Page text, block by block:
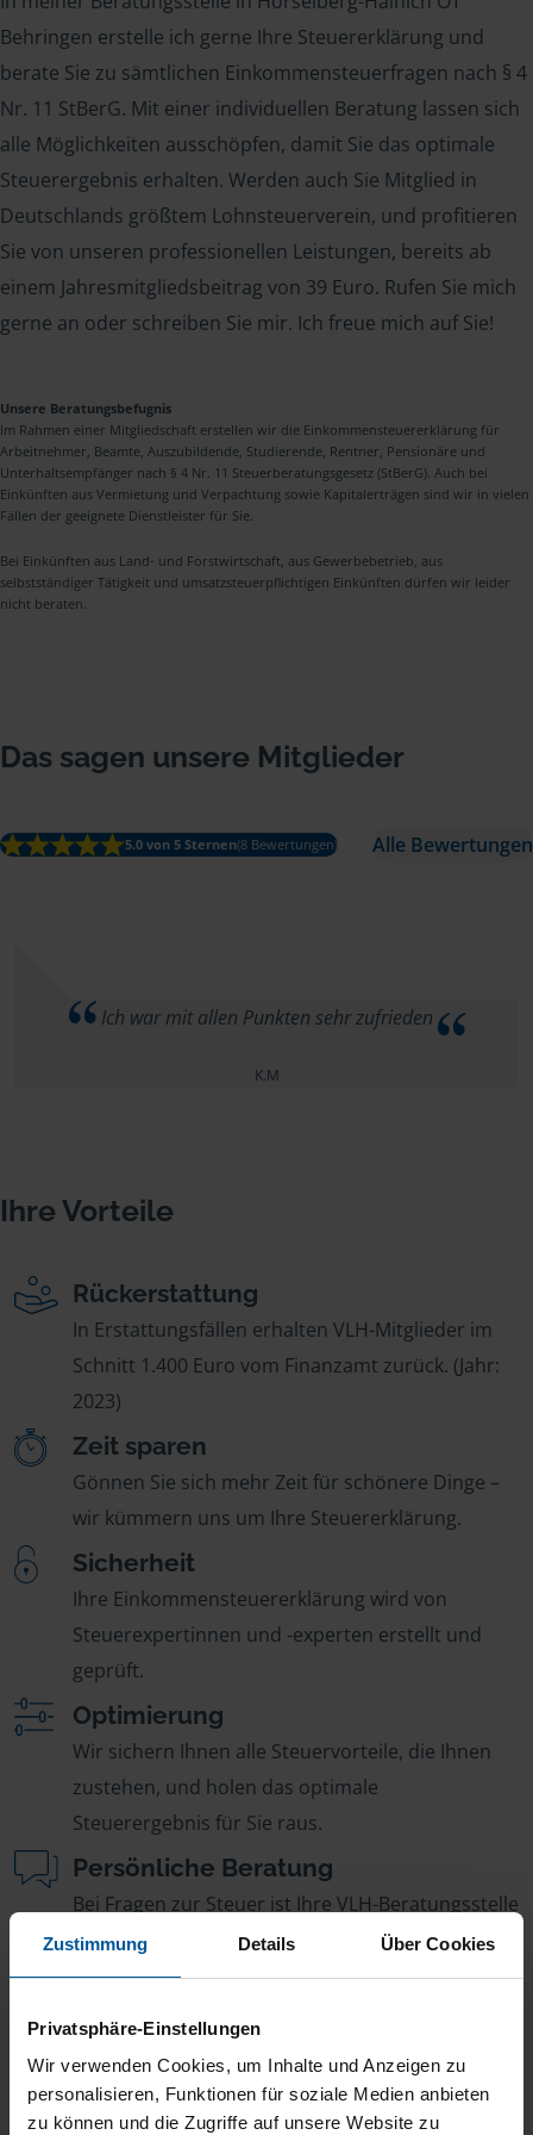
Zustimmung Details Über Cookies
Privatsphäre-Einstellungen
Wir verwenden Cookies, um Inhalte und Anzeigen zu
personalisieren, Funktionen für soziale Medien anbieten
zu können und die Zugriffe auf unsere Website zu
Behringen erstelle ich gerne Ihre Steuererklärung und
berate Sie zu sämtlichen Einkommensteuerfragen nach § 4
Nr. 11 StBerG. Mit einer individuellen Beratung lassen sich
alle Möglichkeiten ausschöpfen, damit Sie das optimale
Steuerergebnis erhalten. Werden auch Sie Mitglied in
Deutschlands größtem Lohnsteuerverein, und profitieren
Sie von unseren professionellen Leistungen, bereits ab
einem Jahresmitgliedsbeitrag von 39 Euro. Rufen Sie mich
gerne an oder schreiben Sie mir. Ich freue mich auf Sie!
Unsere Beratungsbefugnis
Im Rahmen einer Mitgliedschaft erstellen wir die Einkommensteuererklärung für
Arbeitnehmer, Beamte, Auszubildende, Studierende, Rentner, Pensionäre und
Unterhaltsempfänger nach § 4 Nr. 11 Steuerberatungsgesetz (StBerG). Auch bei
Einkünften aus Vermietung und Verpachtung sowie Kapitalerträgen sind wir in vielen
Fällen der geeignete Dienstleister für Sie.
Bei Einkünften aus Land- und Forstwirtschaft, aus Gewerbebetrieb, aus
selbstständiger Tätigkeit und umsatzsteuerpflichtigen Einkünften dürfen wir leider
nicht beraten.
Das sagen unsere Mitglieder
5.0 von 5 Sternen(8 Bewertungen) Alle Bewertungen
Ich war mit allen Punkten sehr zufrieden
K.M
Ihre Vorteile
Rückerstattung
In Erstattungsfällen erhalten VLH-Mitglieder im
Schnitt 1.400 Euro vom Finanzamt zurück. (Jahr:
2023)
Zeit sparen
Gönnen Sie sich mehr Zeit für schönere Dinge –
wir kümmern uns um Ihre Steuererklärung.
Sicherheit
Ihre Einkommensteuererklärung wird von
Steuerexpertinnen und -experten erstellt und
geprüft.
Optimierung
Wir sichern Ihnen alle Steuervorteile, die Ihnen
zustehen, und holen das optimale
Steuerergebnis für Sie raus.
Persönliche Beratung
Bei Fragen zur Steuer ist Ihre VLH-Beratungsstelle
immer für Sie da – ohne Zusatzkosten.
Fairer Beitrag
Sie zahlen für alle unsere Leistungen nur einen
jährlichen Mitgliedsbeitrag, der sich nach Ihren
Jahreseinnahmen richtet.